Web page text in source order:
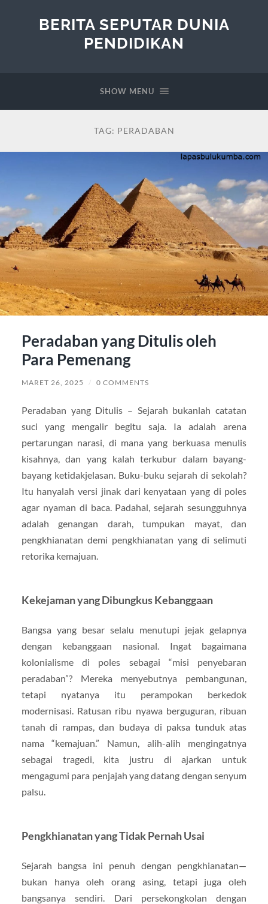
BERITA SEPUTAR DUNIA
PENDIDIKAN
SHOW MENU
TAG: PERADABAN
Peradaban yang Ditulis oleh
Para Pemenang
MARET 26, 2025 / 0 COMMENTS
Peradaban yang Ditulis – Sejarah bukanlah catatan
suci yang mengalir begitu saja. Ia adalah arena
pertarungan narasi, di mana yang berkuasa menulis
kisahnya, dan yang kalah terkubur dalam bayang-
bayang ketidakjelasan. Buku-buku sejarah di sekolah?
Itu hanyalah versi jinak dari kenyataan yang di poles
agar nyaman di baca. Padahal, sejarah sesungguhnya
adalah genangan darah, tumpukan mayat, dan
pengkhianatan demi pengkhianatan yang di selimuti
retorika kemajuan.
Kekejaman yang Dibungkus Kebanggaan
Bangsa yang besar selalu menutupi jejak gelapnya
dengan kebanggaan nasional. Ingat bagaimana
kolonialisme di poles sebagai “misi penyebaran
peradaban”? Mereka menyebutnya pembangunan,
tetapi nyatanya itu perampokan berkedok
modernisasi. Ratusan ribu nyawa berguguran, ribuan
tanah di rampas, dan budaya di paksa tunduk atas
nama “kemajuan.” Namun, alih-alih mengingatnya
sebagai tragedi, kita justru di ajarkan untuk
mengagumi para penjajah yang datang dengan senyum
palsu.
Pengkhianatan yang Tidak Pernah Usai
Sejarah bangsa ini penuh dengan pengkhianatan—
bukan hanya oleh orang asing, tetapi juga oleh
bangsanya sendiri. Dari persekongkolan dengan